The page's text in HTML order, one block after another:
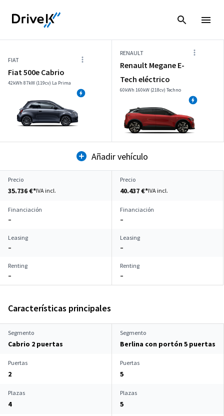
FIAT
Fiat 500e Cabrio
42kWh 87kW (119cv) La Prima
RENAULT
Renault Megane E-
Tech eléctrico
60kWh 160kW (218cv) Techno
Añadir vehículo
Precio
35.736 €*IVA incl.
Precio
40.437 €*IVA incl.
Financiación
–
Financiación
–
Leasing
–
Leasing
–
Renting
–
Renting
–
Características principales
Segmento
Cabrio 2 puertas
Segmento
Berlina con portón 5 puertas
Puertas
2
Puertas
5
Plazas
4
Plazas
5